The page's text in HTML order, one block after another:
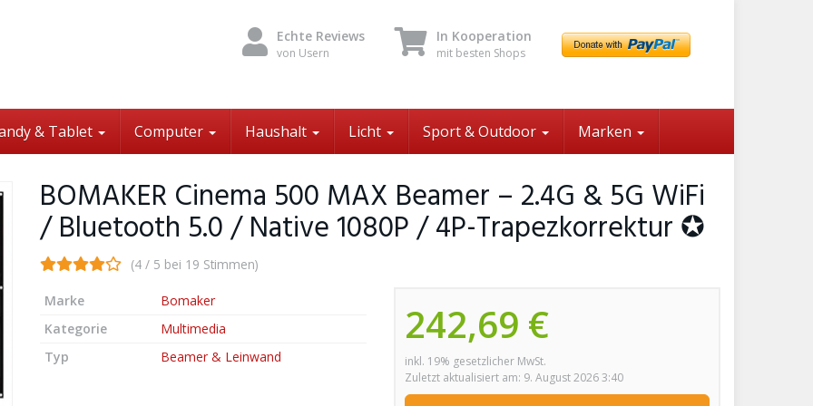
Echte Reviews
von Usern
In Kooperation
mit besten Shops
& Tablet Computer Haushalt Licht Sport & Outdoor Marken
BOMAKER Cinema 500 MAX Beamer – 2.4G & 5G WiFi
/ Bluetooth 5.0 / Native 1080P / 4P-Trapezkorrektur ✪
(4 / 5 bei 19 Stimmen)
242,69 €
inkl. 19% gesetzlicher MwSt.
Zuletzt aktualisiert am: 9. August 2026 3:40
Marke
Bomaker
Kategorie
Multimedia
Typ
Beamer & Leinwand